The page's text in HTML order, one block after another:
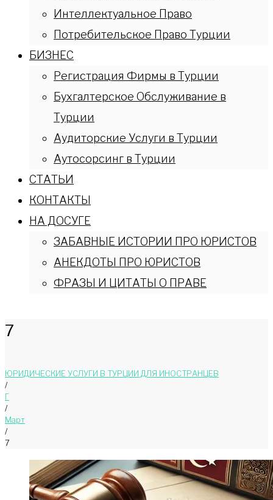
Интеллектуальное Право
Потребительское Право Турции
БИЗНЕС
Регистрация Фирмы в Турции
Бухгалтерское Обслуживание в
Турции
Аудиторские Услуги в Турции
Аутосорсинг в Турции
СТАТЬИ
КОНТАКТЫ
НА ДОСУГЕ
ЗАБАВНЫЕ ИСТОРИИ ПРО ЮРИСТОВ
АНЕКДОТЫ ПРО ЮРИСТОВ
ФРАЗЫ И ЦИТАТЫ О ПРАВЕ
7
ЮРИДИЧЕСКИЕ УСЛУГИ В ТУРЦИИ ДЛЯ ИНОСТРАНЦЕВ
/
Г
/
Март
/
7
День: